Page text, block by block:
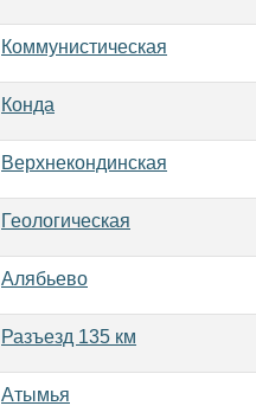
Коммунистическая
Конда
Верхнекондинская
Геологическая
Алябьево
Разъезд 135 км
Атымья